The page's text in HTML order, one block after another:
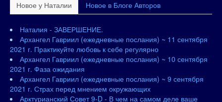
Новое у Наталии Новое в Блоге Авторов
Наталия - ЗАВЕРШЕНИЕ.
Архангел Гавриил (ежедневные послания) ~ 11 сентября
2021 г. Практикуйте любовь к себе регулярно
Архангел Гавриил (ежедневные послания) ~ 10 сентября
2021 г. Фаза ожидания
Архангел Гавриил (ежедневные послания) ~ 9 сентября
2021 г. Страх перед мнением окружающих
Арктурианский Совет 9-D - В чем на самом деле ваше